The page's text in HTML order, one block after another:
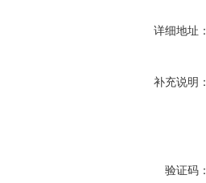
详细地址：
补充说明：
验证码：